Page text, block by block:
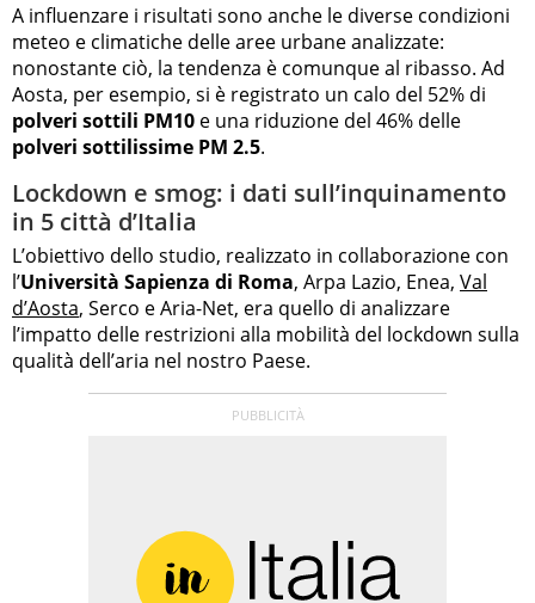
A influenzare i risultati sono anche le diverse condizioni
meteo e climatiche delle aree urbane analizzate:
nonostante ciò, la tendenza è comunque al ribasso. Ad
Aosta, per esempio, si è registrato un calo del 52% di
polveri sottili PM10 e una riduzione del 46% delle
polveri sottilissime PM 2.5.
Lockdown e smog: i dati sull’inquinamento
in 5 città d’Italia
L’obiettivo dello studio, realizzato in collaborazione con
l’Università Sapienza di Roma, Arpa Lazio, Enea, Val
d’Aosta, Serco e Aria-Net, era quello di analizzare
l’impatto delle restrizioni alla mobilità del lockdown sulla
qualità dell’aria nel nostro Paese.